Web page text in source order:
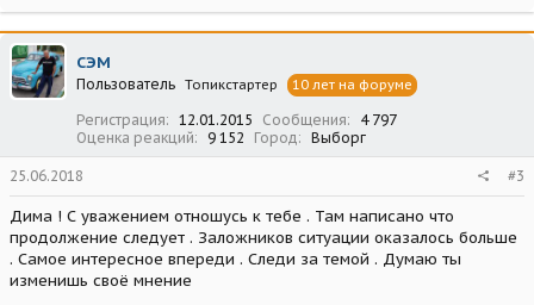
а
к
ц
и
и
СЭМ
Пользователь Топикстартер 10 лет на форуме
Регистрация 12.01.2015 Сообщения
4 797
Оценка реакций
9 152 Город Выборг
25.06.2018 #3
Дима ! С уважением отношусь к тебе . Там написано что
продолжение следует . Заложников ситуации оказалось больше
. Самое интересное впереди . Следи за темой . Думаю ты
изменишь своё мнение